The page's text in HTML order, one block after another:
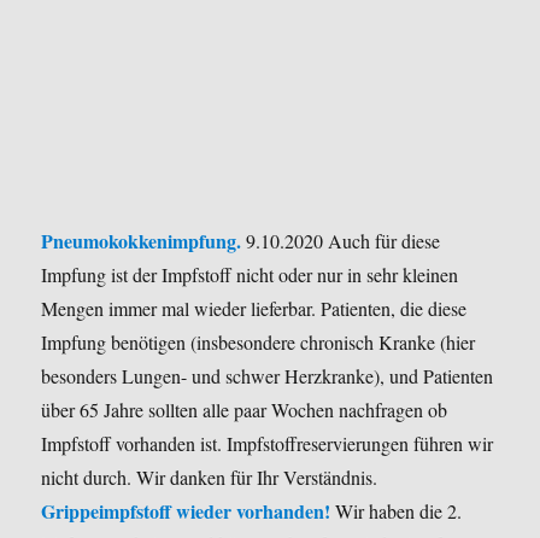
Pneumokokkenimpfung. 9.10.2020 Auch für diese
Impfung ist der Impfstoff nicht oder nur in sehr kleinen
Mengen immer mal wieder lieferbar.Patienten, die diese
Impfung benötigen (insbesondere chronisch Kranke (hier
besonders Lungen- und schwer Herzkranke), und Patienten
über 65 Jahre sollten alle paar Wochen nachfragen ob
Impfstoff vorhanden ist.Impfstoffreservierungen führen wir
nicht durch.Wir danken für Ihr Verständnis.
Grippeimpfstoff wieder vorhanden! Wir haben die 2.